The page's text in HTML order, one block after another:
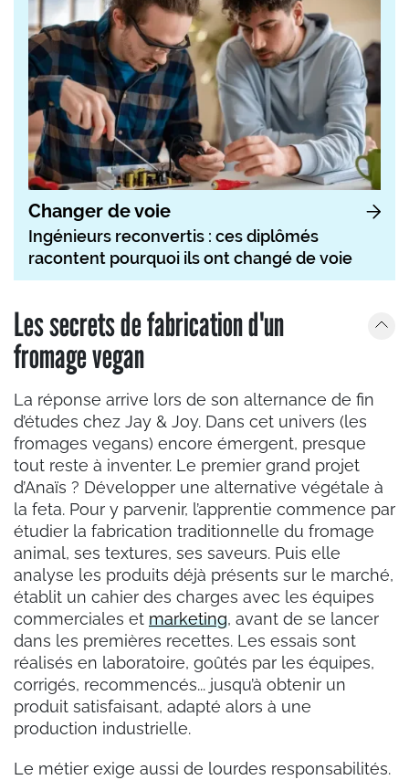
Changer de voie
Ingénieurs reconvertis : ces diplômés
racontent pourquoi ils ont changé de voie
Les secrets de fabrication d'un
fromage vegan
La réponse arrive lors de son alternance de fin
d’études chez Jay & Joy. Dans cet univers (les
fromages vegans) encore émergent, presque
tout reste à inventer. Le premier grand projet
d’Anaïs ? Développer une alternative végétale à
la feta. Pour y parvenir, l’apprentie commence par
étudier la fabrication traditionnelle du fromage
animal, ses textures, ses saveurs. Puis elle
analyse les produits déjà présents sur le marché,
établit un cahier des charges avec les équipes
commerciales et marketing, avant de se lancer
dans les premières recettes. Les essais sont
réalisés en laboratoire, goûtés par les équipes,
corrigés, recommencés... jusqu’à obtenir un
produit satisfaisant, adapté alors à une
production industrielle.
Le métier exige aussi de lourdes responsabilités.